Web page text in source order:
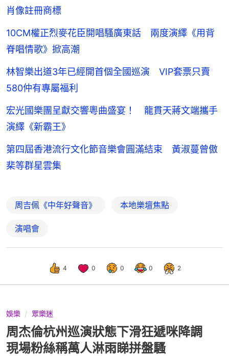
肖像註冊商標
10CM權正烈麥花臣開唱騷廣東話 兩度演繹《用背
脊唱情歌》掀高潮
林智樂出道3年已經開首個全國巡演 VIP套票只賣
580仲有專屬福利
宏光國樂團呈獻交響粵曲盛宴！ 龍貫天蔣文端攜手
演繹《新霸王》
第四屆香港流行文化節音樂會圓滿結束 黃淑蔓曾傲
棐等群星雲集
周吉佩《中年好聲音》 本地樂壇焦點
演唱會
4 0 0 0 2
娛樂 眾樂迷
周杰倫杭州巡演狀態下滑狂遞咪降調
現場粉絲稱萬人淋雨睇拼盤騷